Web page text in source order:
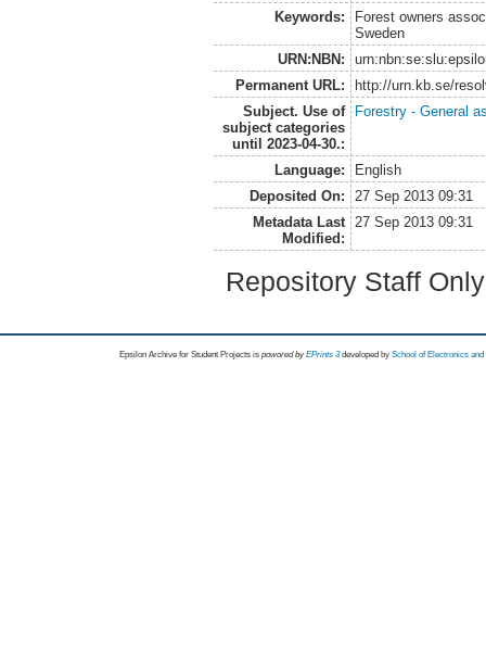
Keywords:
Forest owners
Sweden
URN:NBN:
Permanent URL:
http://urn.kb.se/
Subject. Use of
subject categories
until 2023-04-30.:
Forestry - General
Language:
English
Deposited On:
27 Sep 2013 09:31
Metadata Last
Modified:
27 Sep 2013 09:31
Repository Staff
Epsilon Archive for Student Projects is powored byEPrints 3 developed by School of Electronics